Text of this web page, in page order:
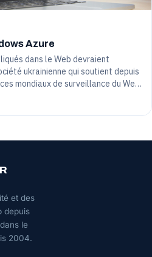
Azure
dans le Web devraient
ukrainienne qui soutient depuis
mondiaux de surveillance du Web.
santé et l'accessibilité des sites
et des
depuis
le
2004.